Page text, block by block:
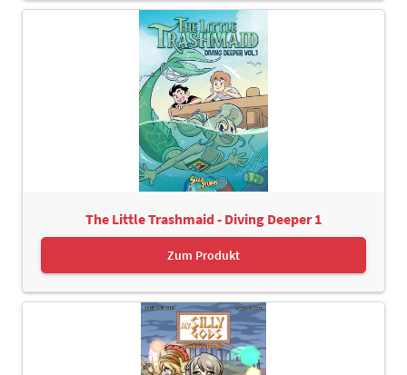
The Little Trashmaid - Diving Deeper 1
Zum Produkt